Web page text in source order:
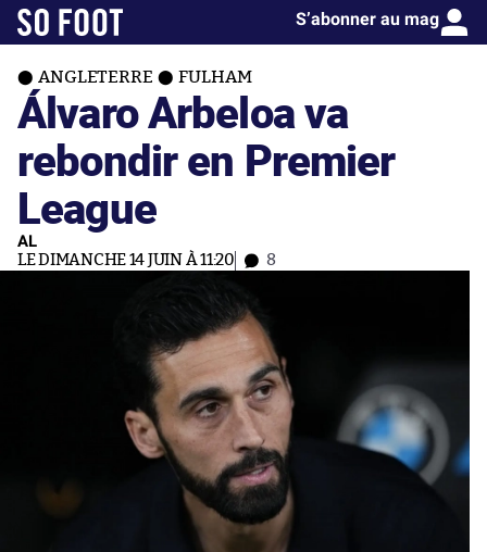
S’abonner au mag
ANGLETERRE FULHAM
Álvaro Arbeloa va
rebondir en Premier
League
AL
LE DIMANCHE 14 JUIN À 11:20 8